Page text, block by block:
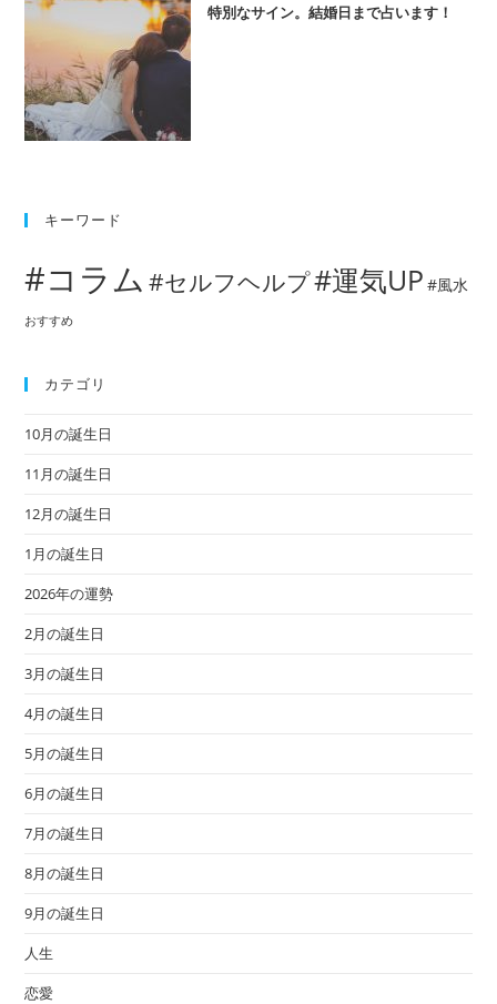
特別なサイン。結婚日まで占います！
キーワード
#コラム #セルフヘルプ#運気UP #風水
おすすめ
カテゴリ
10月の誕生日
11月の誕生日
12月の誕生日
1月の誕生日
2026年の運勢
2月の誕生日
3月の誕生日
4月の誕生日
5月の誕生日
6月の誕生日
7月の誕生日
8月の誕生日
9月の誕生日
人生
恋愛